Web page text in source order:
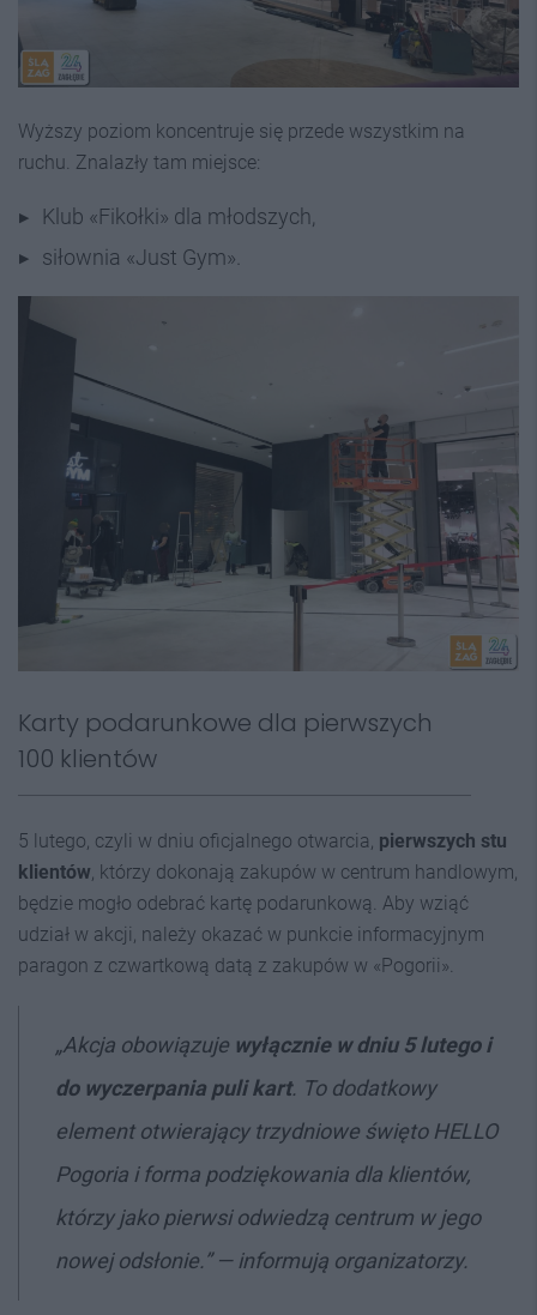
Wyższy poziom koncentruje się przede wszystkim na
ruchu. Znalazły tam miejsce:
Klub «Fikołki» dla młodszych,
siłownia «Just Gym».
Karty podarunkowe dla pierwszych
100 klientów
5 lutego, czyli w dniu oficjalnego otwarcia, pierwszych stu
klientów, którzy dokonają zakupów w centrum handlowym,
będzie mogło odebrać kartę podarunkową. Aby wziąć
udział w akcji, należy okazać w punkcie informacyjnym
paragon z czwartkową datą z zakupów w «Pogorii».
„Akcja obowiązuje wyłącznie w dniu 5 lutego i
do wyczerpania puli kart. To dodatkowy
element otwierający trzydniowe święto HELLO
Pogoria i forma podziękowania dla klientów,
którzy jako pierwsi odwiedzą centrum w jego
nowej odsłonie.” — informują organizatorzy.